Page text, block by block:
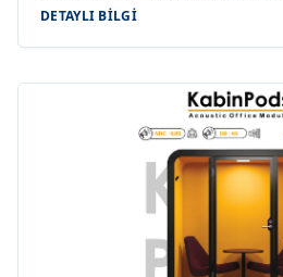
DETAYLI BILGI